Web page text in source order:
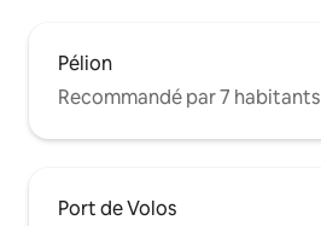
Pélion
Recommandé par 7 habitants
Port de Volos